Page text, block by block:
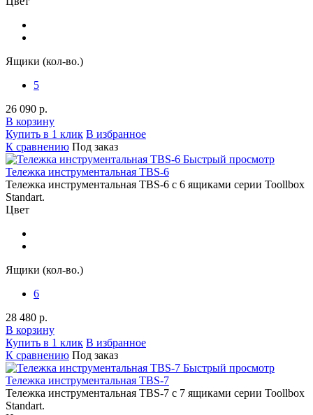
Ящики (кол-во.)
5
26 090 р.
В корзину
Купить в 1 клик В избранное
К сравнению Под заказ
Быстрый просмотр
Тележка инструментальная TBS-6
Тележка инструментальная TBS-6 с 6 ящиками серии Toollbox
Standart.
Цвет
Ящики (кол-во.)
6
28 480 р.
В корзину
Купить в 1 клик В избранное
К сравнению Под заказ
Быстрый просмотр
Тележка инструментальная TBS-7
Тележка инструментальная TBS-7 с 7 ящиками серии Toollbox
Standart.